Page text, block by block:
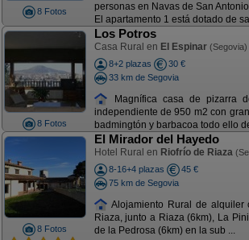
8 Fotos
personas en Navas de San
El apartamento 1 está dotado de
8 Fotos
Los Potros
Casa Rural en El Espinar (Segovia)
8+2 plazas
30 €
33 km de Segovia
Magnífica casa de pizarra
independiente de 950 m2 con
badmingtón y barbacoa todo ello
8 Fotos
El Mirador del Hayedo
Hotel Rural en Riofrío de Riaza
8-16+4 plazas
45 €
75 km de Segovia
Alojamiento Rural de alquiler
Riaza, junto a Riaza (6km), La
de la Pedrosa (6km) en la sub ...